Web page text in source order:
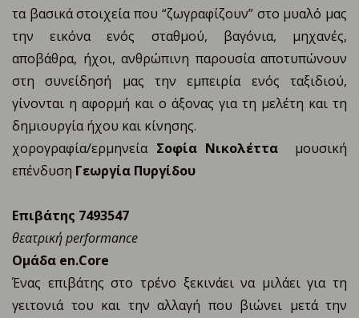
τα βασικά στοιχεία που “ζωγραφίζουν” στο μυαλό μας
την εικόνα ενός σταθμού, βαγόνια, μηχανές,
αποβάθρα, ήχοι, ανθρώπινη παρουσία αποτυπώνουν
στη συνείδησή μας την εμπειρία ενός ταξιδιού,
γίνονται η αφορμή και ο άξονας για τη μελέτη και τη
δημιουργία ήχου και κίνησης.
χορογραφία/ερμηνεία Σοφία Νικολέττα μουσική
επένδυση Γεωργία Πυργίδου
Επιβάτης 7493547
θεατρική performance
Ομάδα en.Core
Ένας επιβάτης στο τρένο ξεκινάει να μιλάει για τη
γειτονιά του και την αλλαγή που βιώνει μετά την